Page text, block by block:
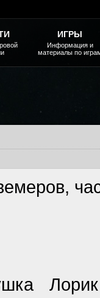
ИГРЫ
Информация и
материалы по